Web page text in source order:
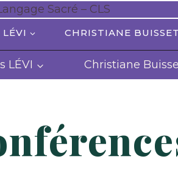
LÉVI CHRISTIANE BUISSET
LÉVI Christiane